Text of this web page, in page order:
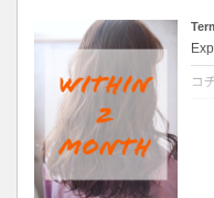
コ